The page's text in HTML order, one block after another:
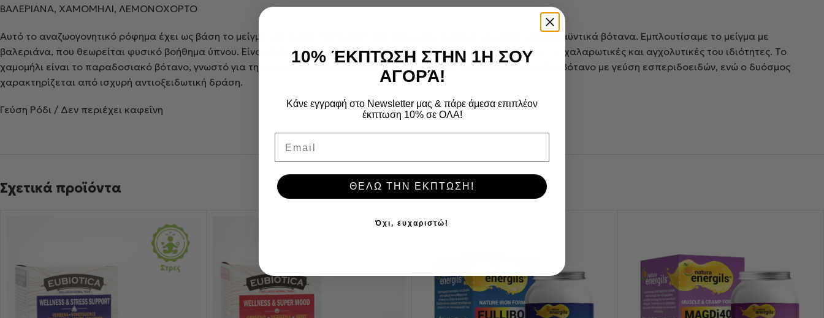
ΒΑΛΕΡΙΑΝΑ, ΧΑΜΟΜΗΛΙ, ΛΕΜΟΝΟΧΟΡΤΟ
Αυτό το αναζωογονητικό ρόφημα έχει ως βάση το μείγμα μας Sleep Harmony® από χαμομήλι, δυόσμο και άλλα καταπραϋντικά βότανα. Εμπλουτίσαμε το μείγμα με
βαλεριάνα, που θεωρείται φυσικό βοήθημα ύπνου. Είναι ένα φυτό που χρησιμοποιείται εδώ και χιλιάδες χρόνια για τις χαλαρωτικές και αγχολυτικές του ιδιότητες. Το
χαμομήλι είναι το παραδοσιακό βότανο, γνωστό για την χαλαρωτική του δράση. Το λεμονόχορτο αποτελεί αγαπημένο βότανο με γεύση εσπεριδοειδών, ενώ ο δυόσμος
χαρακτηρίζεται από ισχυρή αντιοξειδωτική δράση.
Γεύση Ρόδι / Δεν περιέχει καφεΐνη
Σχετικά προϊόντα
10% ΈΚΠΤΩΣΗ ΣΤΗΝ 1Η ΣΟΥ
ΑΓΟΡΆ!
Κάνε εγγραφή στο Newsletter μας & πάρε άμεσα επιπλέον
έκπτωση 10% σε ΟΛΑ!
ΘΕΛΩ ΤΗΝ ΕΚΠΤΩΣΗ!
Όχι, ευχαριστώ!